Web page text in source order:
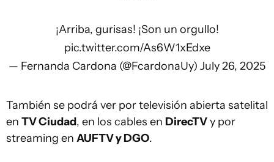
¡Arriba, gurisas! ¡Son un orgullo!
pic.twitter.com/As6W1xEdxe
— Fernanda Cardona (@FcardonaUy) July 26, 2025
También se podrá ver por televisión abierta satelital
en TV Ciudad, en los cables en DirecTVy por
streaming en AUFTV y DGO.